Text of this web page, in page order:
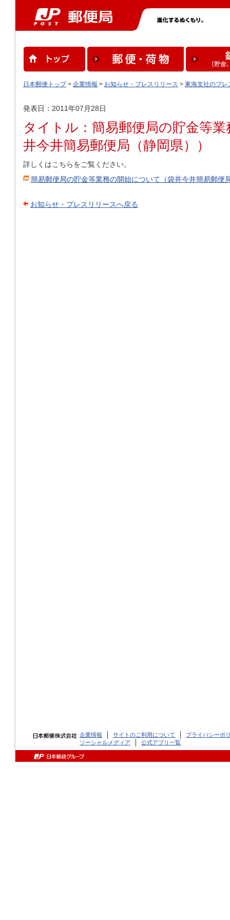
日本郵便トップ> 企業情報 > お知らせ・プレスリリース > 東海支社のプレ
発表日：2011年07月28日
タイトル：簡易郵便局の貯金等
井今井簡易郵便局（静岡県））
詳しくはこちらをご覧ください。
簡易郵便局の貯金等業務の開始について（袋井今井簡易郵便
お知らせ・プレスリリースへ戻る
企業情報 サイトのご利用について
プライバシーポ
ソーシャルメディア
公式アプリ一覧